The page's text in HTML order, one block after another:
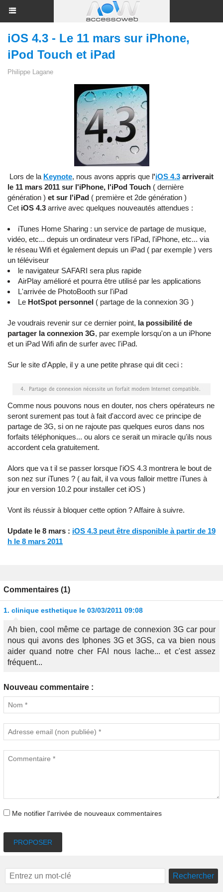
iOS 4.3 - Le 11 mars sur iPhone,
iPod Touch et iPad
Philippe Lagane
Lors de la Keynote, nous avons appris que l'iOS 4.3 arriverait
le 11 mars 2011 sur l'iPhone, l'iPod Touch ( dernière
génération ) et sur l'iPad ( première et 2de génération )
Cet iOS 4.3 arrive avec quelques nouveautés attendues :
iTunes Home Sharing : un service de partage de musique,
vidéo, etc... depuis un ordinateur vers l'iPad, l'iPhone, etc... via
le réseau Wifi et également depuis un iPad ( par exemple ) vers
un téléviseur
le navigateur SAFARI sera plus rapide
AirPlay amélioré et pourra être utilisé par les applications
L'arrivée de PhotoBooth sur l'iPad
Le HotSpot personnel ( partage de la connexion 3G )
Je voudrais revenir sur ce dernier point, la possibilité de
partager la connexion 3G, par exemple lorsqu'on a un iPhone
et un iPad Wifi afin de surfer avec l'iPad.
Sur le site d'Apple, il y a une petite phrase qui dit ceci :
Comme nous pouvons nous en douter, nos chers opérateurs ne
seront surement pas tout à fait d'accord avec ce principe de
partage de 3G, si on ne rajoute pas quelques euros dans nos
forfaits téléphoniques... ou alors ce serait un miracle qu'ils nous
accordent cela gratuitement.
Alors que va t il se passer lorsque l'iOS 4.3 montrera le bout de
son nez sur iTunes ? ( au fait, il va vous falloir mettre iTunes à
jour en version 10.2 pour installer cet iOS )
Vont ils réussir à bloquer cette option ? Affaire à suivre.
Update le 8 mars : iOS 4.3 peut être disponible à partir de 19
h le 8 mars 2011
Commentaires (1)
1. clinique esthetique le 03/03/2011 09:08
Ah bien, cool même ce partage de connexion 3G car pour
nous qui avons des Iphones 3G et 3GS, ca va bien nous
aider quand notre cher FAI nous lache... et c'est assez
fréquent...
Nouveau commentaire :
Me notifier l'arrivée de nouveaux commentaires
PROPOSER
Rechercher